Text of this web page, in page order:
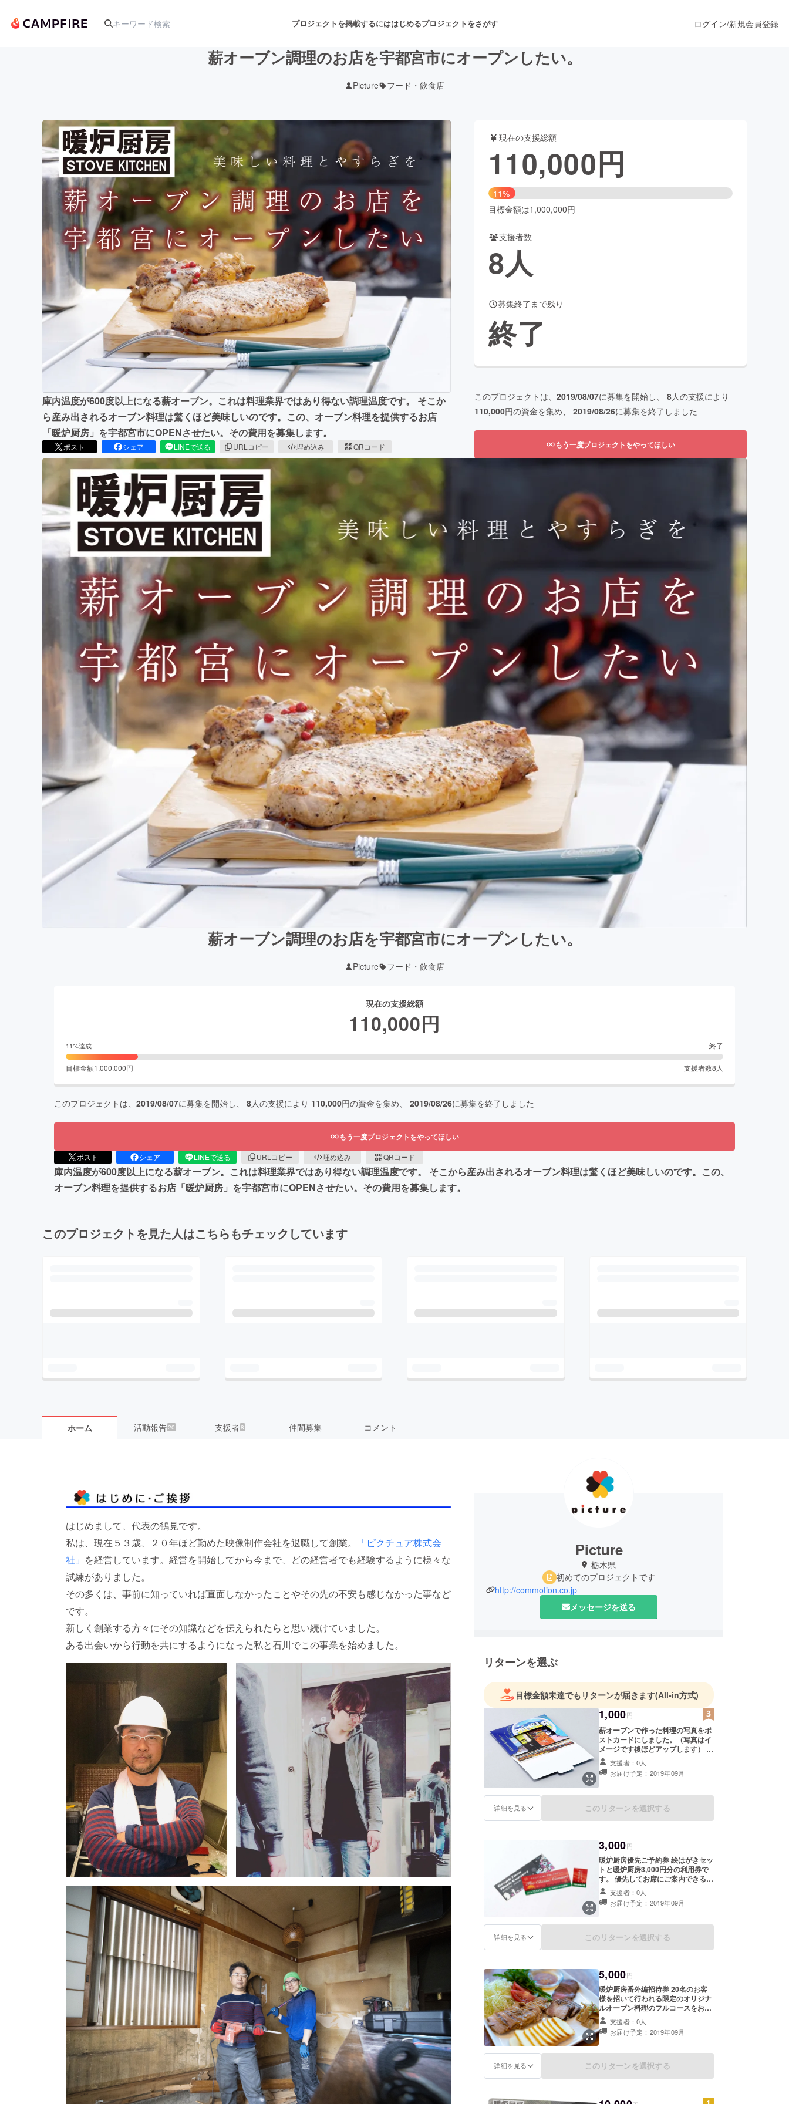
プロジェクトを掲載するにははじめるプロジェクトをさがす
アート・写真 舞台・パフォーマンス
テクノロジー・ガジェット ゲーム・サービス開発 ファッション
映像・映画 書籍・雑誌出版
ビジネス・起業 チャレンジ ビューティー・ヘルスケア
まちづくり・地域活性化
CAMPFIRE for Social GoodCAMPFIRE Creation
CAMPFIREふるさと納税machi-ya
ログイン/新規会員登録
薪オーブン調理のお店を宇都宮市にオープンしたい。
Picture フード・飲食店
庫内温度が600度以上になる薪オーブン。これは料理業界ではあり得ない調理温度です。 そこか
ら産み出されるオーブン料理は驚くほど美味しいのです。この、オーブン料理を提供するお店
「暖炉厨房」を宇都宮市にOPENさせたい。その費用を募集します。
ポスト シェア LINEで送る URLコピー 埋め込み QRコード
現在の支援総額
110,000円
11%
目標金額は1,000,000円
支援者数
8人
募集終了まで残り
終了
このプロジェクトは、 2019/08/07に募集を開始し、 8人の支援により
110,000円の資金を集め、 2019/08/26に募集を終了しました
もう一度プロジェクトをやってほしい
薪オーブン調理のお店を宇都宮市にオープンしたい。
Picture フード・飲食店
現在の支援総額
110,000円
11%達成 終了
目標金額1,000,000円 支援者数8 人
このプロジェクトは、 2019/08/07に募集を開始し、 8人の支援により 110,000円の資金を集め、 2019/08/26に募集を終了しました
もう一度プロジェクトをやってほしい
ポスト シェア LINEで送る URLコピー 埋め込み QRコード
庫内温度が600度以上になる薪オーブン。これは料理業界ではあり得ない調理温度です。 そこから産み出されるオーブン料理は驚くほど美味しいのです。この、
オーブン料理を提供するお店「暖炉厨房」を宇都宮市にOPENさせたい。その費用を募集します。
このプロジェクトを見た人はこちらもチェックしています
ホーム 活動報告20 支援者8 仲間募集 コメント
はじめまして、代表の鶴見です。
私は、現在５３歳、２０年ほど勤めた映像制作会社を退職して創業。
「ピクチュア株式会
社」 を経営しています。経営を開始してから今まで、どの経営者でも経験するように様々な
試練がありました。
その多くは、事前に知っていれば直面しなかったことやその先の不安も感じなかった事など
です。
新しく創業する方々にその知識などを伝えられたらと思い続けていました。
ある出会いから行動を共にするようになった私と石川でこの事業を始めました。
Picture
栃木県
初めてのプロジェクトです
http://commotion.co.jp
メッセージを送る
リターンを選ぶ
目標金額未達でもリターンが届きます(All-in方式)
1,000円
薪オーブンで作った料理の写真をポ
ストカードにしました。（写真はイ
メージです後ほどアップします） お
部屋に飾って頂いても、親しいお友
達に送って頂いても楽しいポスト
カードです。 ５枚セットでお届けい
支援者：0人
お届け予定：2019年09月
詳細を見る このリターンを選択する
3,000円
暖炉厨房優先ご予約券 絵はがきセッ
トと暖炉厨房3,000円分の利用券で
す。 優先してお席にご案内できる利
用券です。 （写真はイメージです）
＊チケットの有効期限は令和元年９
月１日〜令和２年１０月３１日とな
支援者：0人
お届け予定：2019年09月
詳細を見る このリターンを選択する
5,000円
暖炉厨房番外編招待券 20名のお客
様を招いて行われる限定のオリジナ
ルオーブン料理のフルコースをお召
し上がり戴けます。
支援者：0人
お届け予定：2019年09月
詳細を見る このリターンを選択する